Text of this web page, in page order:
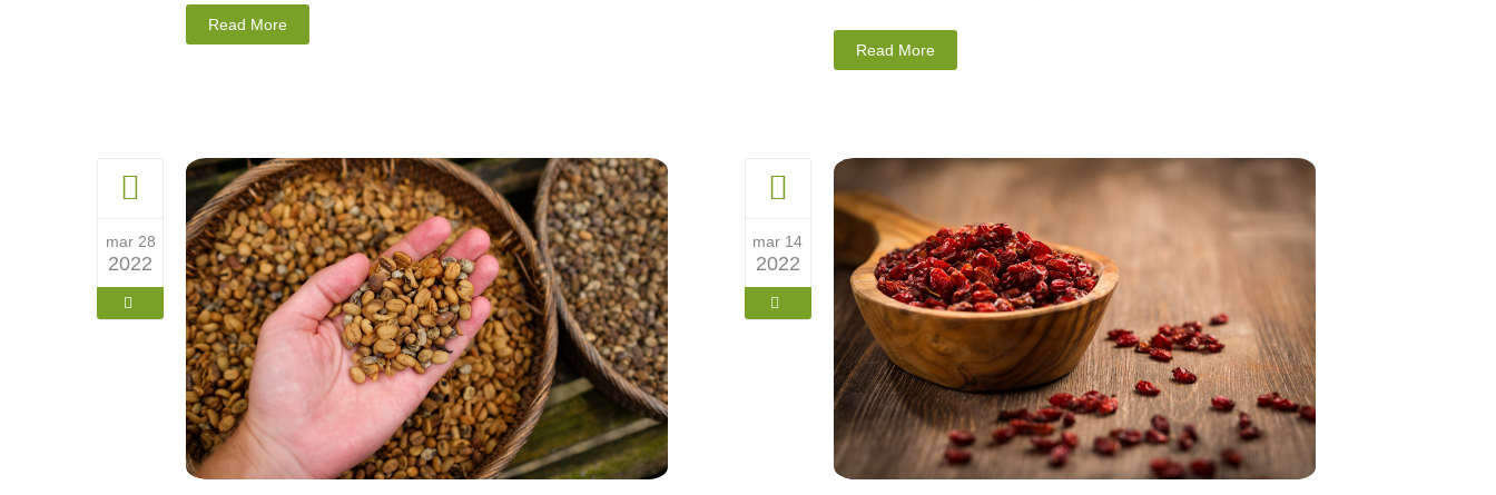
Read More
Read More
mar 28
2022
mar 14
2022